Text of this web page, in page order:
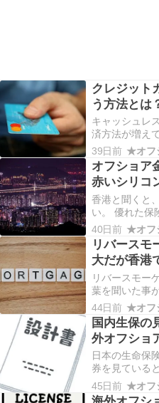
クレジット
う方法とは
払いすれば
落としで活
キャッシュレ
済方法が増え
を許容するお
い物になると
カードの出番
トカードにも
いる。 …
39日前
オフショア
赤いシリコ
想により更
香港と聞くと
い。 優れた保
資産保全・資
が、中国との
人もいるよう
来上がった香
る理由が見…
40日前
リバースモ
大だが香港
額)を担保
アマインド
リバースモー
葉を聞いた事
有している不
ら借り入れを
香港では生命
保に借り入れ
44日前
国内生保の
外オフショ
単純シンプ
格差・情報
日本の生命保
券を見ている
る。 一方、海
ションはシン
45日前